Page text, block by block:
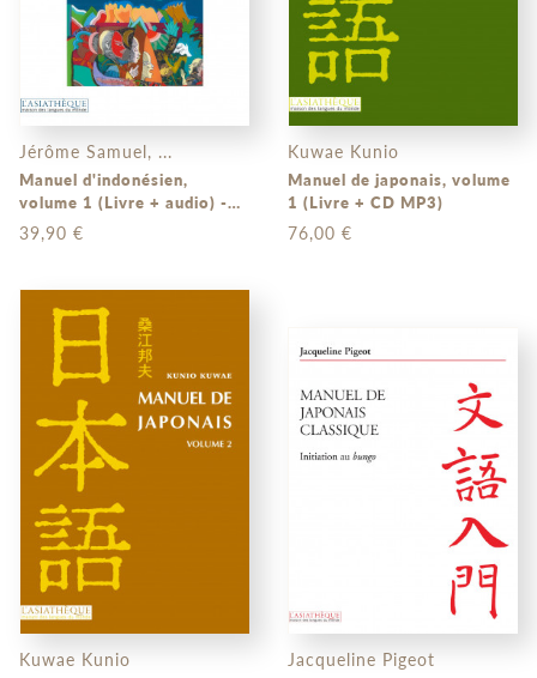
Jérôme Samuel, ...
Manuel d'indonésien,
volume 1 (Livre + audio) -
L'Indonésie au quotidien
39,90 €
Kuwae Kunio
Manuel de japonais, volume
1 (Livre + CD MP3)
76,00 €
Kuwae Kunio Jacqueline Pigeot